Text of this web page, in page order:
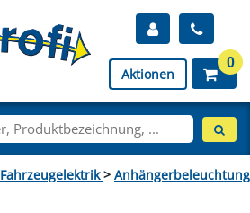
Aktionen
0
Fahrzeugelektrik> Anhängerbeleuchtung